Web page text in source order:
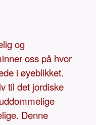
og
oss på hvor
i øyeblikket.
til det jordiske
Denne